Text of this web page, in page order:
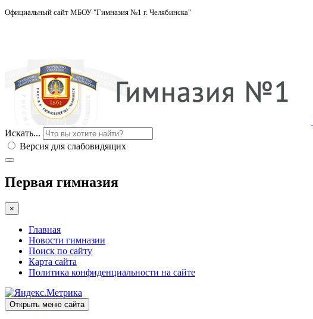
Официальный сайт МБОУ "Гимназия №1 г. Челябинска"
Искать...
Версия для слабовидящих
Первая гимназия
×
Главная
Новости гимназии
Поиск по сайту
Карта сайта
Политика конфиденциальности на сайте
Открыть меню сайта